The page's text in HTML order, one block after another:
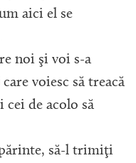
aici el se
noi şi voi s-a
voiesc să treacă
cei de acolo să
părinte, să-l trimiţi